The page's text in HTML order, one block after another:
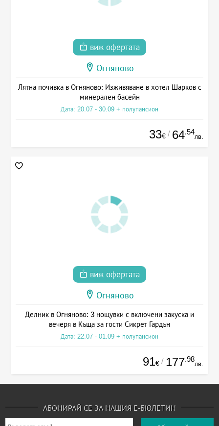
виж офертата
Огняново
Лятна почивка в Огняново: Изживяване в хотел Шарков с
минерален басейн
Дата: 20.07 - 30.09 + полупансион
33€ / 64.54
лв.
виж офертата
Огняново
Делник в Огняново: 3 нощувки с включени закуска и
вечеря в Къща за гости Сикрет Гардън
Дата: 22.07 - 01.09 + полупансион
91€ / 177.98
лв.
АБОНИРАЙ СЕ ЗА НАШИЯ Е-БЮЛЕТИН